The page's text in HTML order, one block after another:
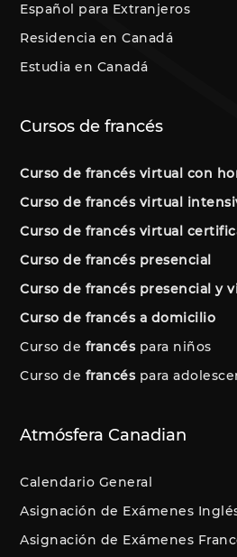
Español para Extranjeros
Residencia en Canadá
Estudia en Canadá
Cursos de francés
Curso de francés virtual con
Curso de francés virtual
Curso de francés virtual
Curso de francés presencial
Curso de francés presencial y
Curso de francés a domicilio
Curso de francéspara niños
Curso de francéspara
Atmósfera Canadian
Calendario General
Asignación de Exámenes
Asignación de Exámenes